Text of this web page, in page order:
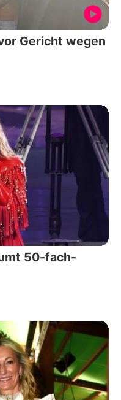
Gericht wegen
50-fach-